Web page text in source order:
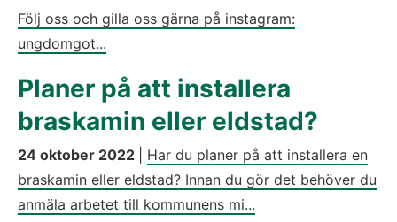
Följ oss och gilla oss gärna på instagram:
ungdomgot...
Planer på att installera
braskamin eller eldstad?
24 oktober 2022
Har du planer på att installera en
braskamin eller eldstad? Innan du gör det behöver du
anmäla arbetet till kommunens mi...